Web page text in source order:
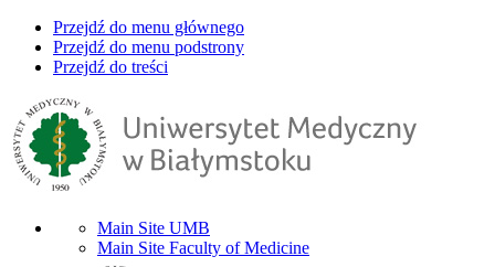
Przejdź do menu głównego
Przejdź do menu podstrony
Przejdź do treści
Main Site UMB
Main Site Faculty of Medicine